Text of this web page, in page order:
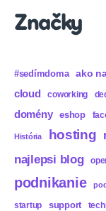
Značky
#sedímdoma ako
cloud coworking
domény eshop
História hosting
najlepsi blog
podnikanie
startup support